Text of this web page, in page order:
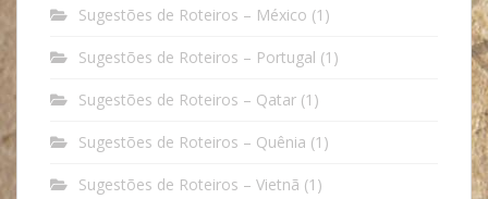
Sugestões de Roteiros – México (1)
Sugestões de Roteiros – Portugal (1)
Sugestões de Roteiros – Qatar (1)
Sugestões de Roteiros – Quênia (1)
Sugestões de Roteiros – Vietnã (1)